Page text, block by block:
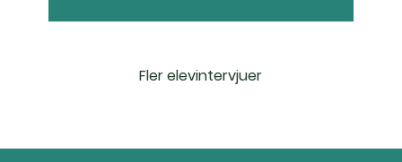
Fler elevintervjuer